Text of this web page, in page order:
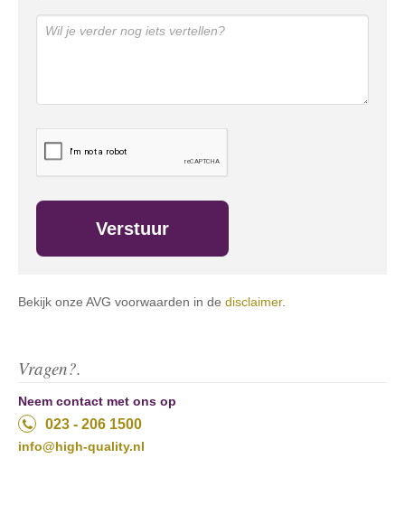
Bekijk onze AVG voorwaarden in de disclaimer.
Vragen?.
Neem contact met ons op
023 - 206 1500
info@high-quality.nl